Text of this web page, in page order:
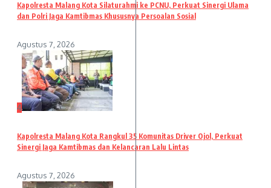
Kapolresta Malang Kota Silaturahmi ke PCNU, Perkuat Sinergi Ulama
dan Polri Jaga Kamtibmas Khususnya Persoalan Sosial
Agustus 7, 2026
4
Kapolresta Malang Kota Rangkul 35 Komunitas Driver Ojol, Perkuat
Sinergi Jaga Kamtibmas dan Kelancaran Lalu Lintas
Agustus 7, 2026